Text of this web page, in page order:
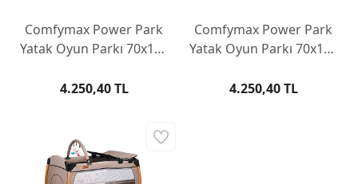
Comfymax Power Park
Yatak Oyun Parkı 70x110
4.250,40 TL
Comfymax Power Park
Yatak Oyun Parkı 70x110
4.250,40 TL